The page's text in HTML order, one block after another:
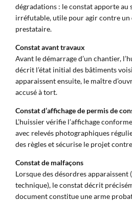
dégradations : le constat apporte au
irréfutable, utile pour agir contre
prestataire.
Constat avant travaux
Avant le démarrage d’un chantier,
décrit l’état initial des bâtiments
apparaissent ensuite, le maître
accusé à tort.
Constat d’affichage de permis de
L’huissier vérifie l’affichage
avec relevés photographiques
des règles et sécurise le projet
Constat de malfaçons
Lorsque des désordres
technique), le constat décrit
document constitue une arme